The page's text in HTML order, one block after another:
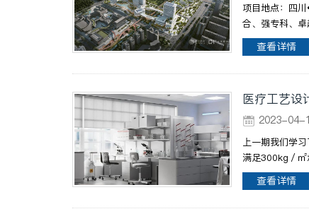
项目地点：四
合、强专科、
查看详情
医疗工艺设
2023-
上一期我们学
满足300kg／㎡
查看详情